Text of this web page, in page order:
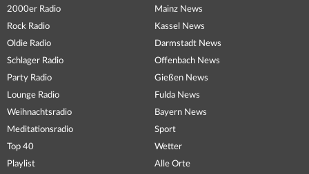
2000er Radio
Rock Radio
Oldie Radio
Schlager Radio
Party Radio
Lounge Radio
Weihnachtsradio
Meditationsradio
Top 40
Playlist
Mainz News
Kassel News
Darmstadt News
Offenbach News
Gießen News
Fulda News
Bayern News
Sport
Wetter
Alle Orte